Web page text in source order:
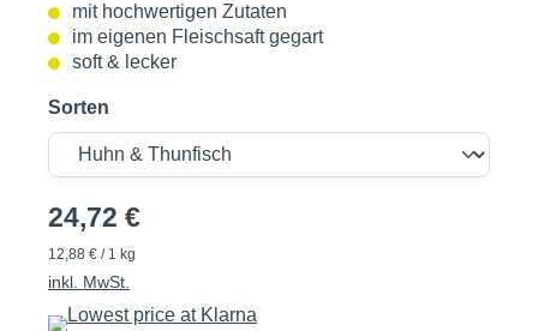
mit hochwertigen Zutaten
im eigenen Fleischsaft gegart
soft & lecker
Sorten
24,72 €
12,88 € / 1 kg
inkl. MwSt.